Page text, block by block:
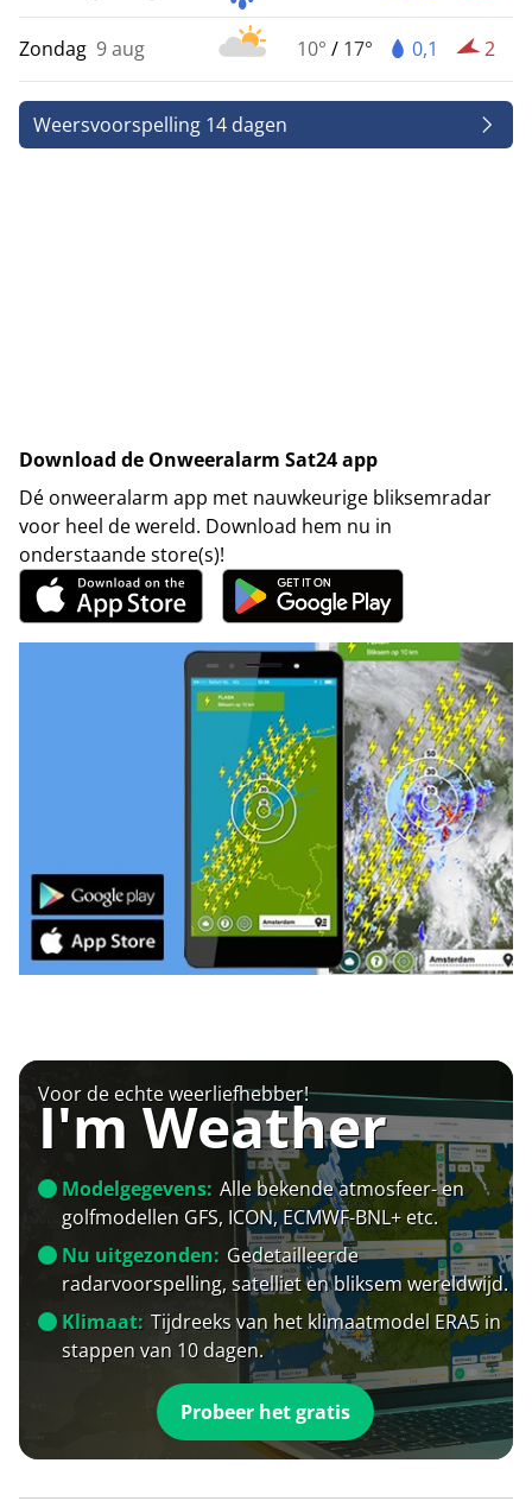
Zondag 9 aug 10° / 17° 0,1 2
Weersvoorspelling 14 dagen
Download de Onweeralarm Sat24 app
Dé onweeralarm app met nauwkeurige bliksemradar
voor heel de wereld. Download hem nu in
onderstaande store(s)!
Voor de echte weerliefhebber!
I'm Weather
Modelgegevens: Alle bekende atmosfeer- en
golfmodellen GFS, ICON, ECMWF-BNL+ etc.
Nu uitgezonden: Gedetailleerde
radarvoorspelling, satelliet en bliksem wereldwijd.
Klimaat: Tijdreeks van het klimaatmodel ERA5 in
stappen van 10 dagen.
Probeer het gratis